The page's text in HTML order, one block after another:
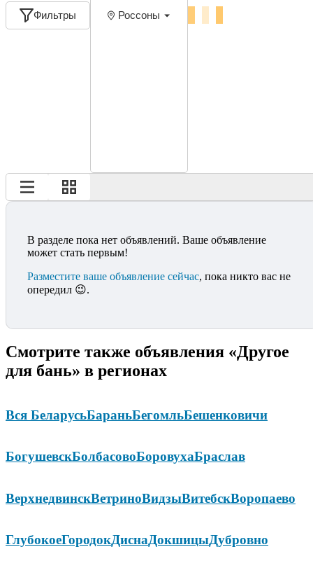
Фильтры Россоны
В разделе пока нет объявлений. Ваше объявление
может стать первым!
Разместите ваше объявление сейчас, пока никто вас не
опередил 😉.
Смотрите также объявления «Другое
для бань» в регионах
Вся БеларусьБараньБегомльБешенковичи
БогушевскБолбасовоБоровухаБраслав
ВерхнедвинскВетриноВидзыВитебскВоропаево
ГлубокоеГородокДиснаДокшицыДубровно